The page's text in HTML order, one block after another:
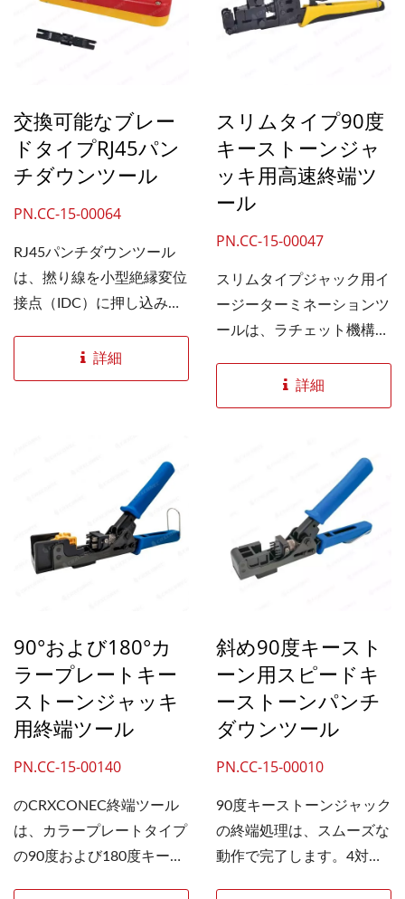
肢です。小型軽量の圧着工
具は、現場での持ち運びが
交換可能なブレー
ドタイプRJ45パン
チダウンツール
PN.CC-15-00064
RJ45パンチダウンツール
は、撚り線を小型絶縁変位
接点（IDC）に押し込み、
ように設計されています。
これにより、設置作業の効
ンジャック、またはIDCモ
ジュールパッチパネルと幅
広く互換性があります。こ
のモデルの接点ブレードと
詳細
スリムタイプ90度
キーストーンジャ
ッキ用高速終端ツ
ール
PN.CC-15-00047
スリムタイプジャック用イ
ージーターミネーションツ
ールは、ラチェット機構を
付けを実現します。LANケ
ーブルのパンチダウン時間
ャック配線の作業効率を大
幅に向上させます。当社の
ジェネレートキャットに最
適なネットワークケーブル
ツールです。6a、cat6、
cat.5e...
詳細
90°および180°カ
ラープレートキー
ストーンジャッキ
用終端ツール
PN.CC-15-00140
のCRXCONEC終端ツール
は、カラープレートタイプ
の90度および180度キース
斜め90度キースト
ーン用スピードキ
ーストーンパンチ
ダウンツール
PN.CC-15-00010
90度キーストーンジャック
の終端処理は、スムーズな
動作で完了します。4対の